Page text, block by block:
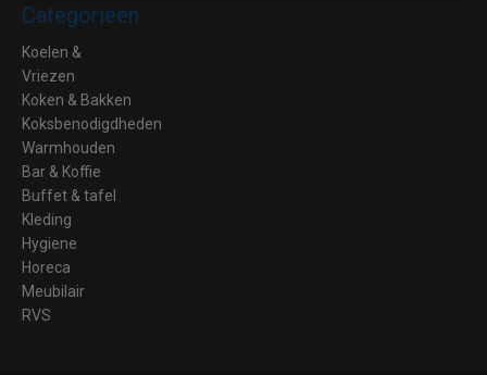
Categorieën
Koelen &
Vriezen
Koken & Bakken
Koksbenodigdheden
Warmhouden
Bar & Koffie
Buffet & tafel
Kleding
Hygiene
Horeca
Meubilair
RVS